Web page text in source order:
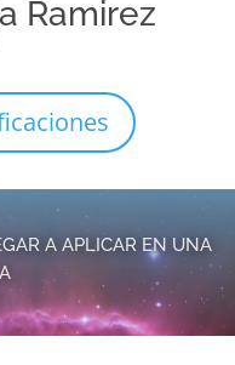
Ramirez
A APLICAR EN UNA